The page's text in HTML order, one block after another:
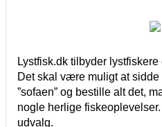
Lystfisk.dk tilbyder
Det skal være muligt at
”sofaen” og bestille alt det,
nogle herlige
udvalg.